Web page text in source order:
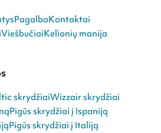
PagalbaKontaktai
ViešbučiaiKelionių manija
skrydžiaiWizzair skrydžiai
Pigūs skrydžiai į Ispaniją
Pigūs skrydžiai į Italiją